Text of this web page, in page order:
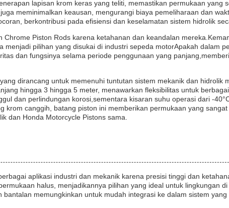
lapisan krom keras yang teliti, memastikan permukaan yang
meminimalkan keausan, mengurangi biaya pemeliharaan dan
berkontribusi pada efisiensi dan keselamatan sistem hidrolik
Piston Rods karena ketahanan dan keandalan
pilihan yang disukai di industri sepeda motorApakah dalam
dan fungsinya selama periode penggunaan yang
dirancang untuk memenuhi tuntutan sistem mekanik dan hidrolik
hingga 3 hingga 5 meter, menawarkan fleksibilitas untuk
dan perlindungan korosi,sementara kisaran suhu operasi dari -
canggih, batang piston ini memberikan permukaan yang
dan Honda Motorcycle Pistons sama.
aplikasi industri dan mekanik karena presisi tinggi dan
halus, menjadikannya pilihan yang ideal untuk lingkungan
memungkinkan untuk mudah integrasi ke dalam sistem